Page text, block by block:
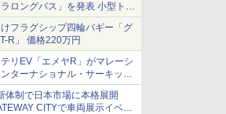
ロングバス」を発表 小型トラ
・旅客輸送向けバス
フラグシップ四輪バギー「グ
R」 価格220万円
リEV「エメヤR」がマレーシ
ターナショナル・サーキット
を樹立
体制で日本市場に本格展開
CITYで車両展示イベン